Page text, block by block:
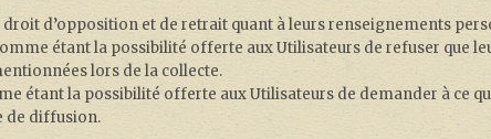
droit d’opposition et de retrait quant à leurs renseignements
étant la possibilité offerte aux Utilisateurs de refuser que
lors de la collecte.
étant la possibilité offerte aux Utilisateurs de demander à ce
de diffusion.